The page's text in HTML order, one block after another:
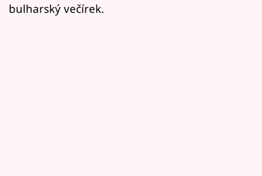
Mámy sobě
bulharský večírek.